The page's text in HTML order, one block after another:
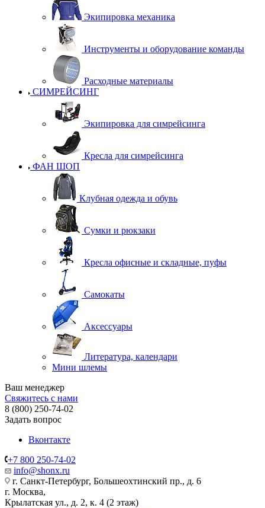
Экипировка механика
Инструменты и оборудование команды
Расходные материалы
СИМРЕЙСИНГ
Экипировка для симрейсинга
Кресла для симрейсинга
ФАН ШОП
Клубная одежда и обувь
Сумки и рюкзаки
Кресла офисные и складные, пуфы
Самокаты
Аксессуары
Литература, календари
Мини шлемы
Ваш менеджер
Свяжитесь с нами
8 (800) 250-74-02
Задать вопрос
Вконтакте
+7 800 250-74-02
info@shonx.ru
г. Санкт-Петербург, Большеохтинский пр., д. 6
г. Москва,
Крылатская ул., д. 2, к. 4 (2 этаж)